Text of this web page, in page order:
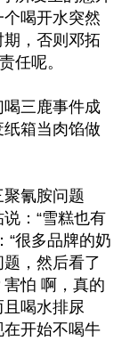
喝开水突然
，否则邓拓
任呢。
三鹿事件成
箱当肉馅做
氰胺问题
：“雪糕也有
“很多品牌的奶
，然后看了
怕 啊，真的
喝水排尿
开始不喝牛